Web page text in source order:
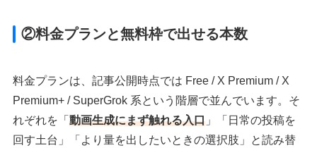
②料金プランと無料枠で出せる本数
料金プランは、記事公開時点では Free / X Premium / X
Premium+ / SuperGrok 系という階層で並んでいます。そ
れぞれを「動画生成にまず触れる入口 」「日常の投稿を
回す土台」「より量を出したいときの選択肢」と読み替